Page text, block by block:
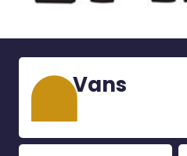
Vans